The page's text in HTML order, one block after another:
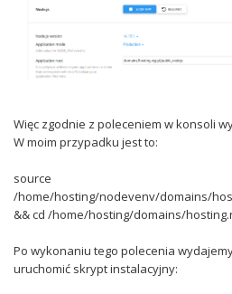
Więc zgodnie z poleceniem w konsoli
W moim przypadku jest to:
source
/home/hosting/nodevenv/domains/
&& cd /home/hosting/domains/
Po wykonaniu tego polecenia
uruchomić skrypt instalacyjny: